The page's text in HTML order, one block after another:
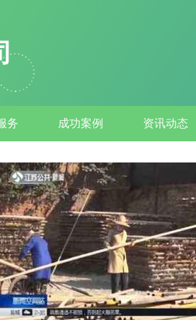
务 成功案例 资讯动态